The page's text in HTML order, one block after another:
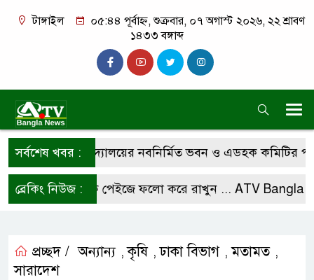
টাঙ্গাইল
০৫:৪৪ পূর্বাহ্ন, শুক্রবার, ০৭ অগাস্ট ২০২৬, ২২ শ্রাবণ
১৪৩৩ বঙ্গাব্দ
সর্বশেষ খবর :
চারান উচ্চ বিদ্যালয়ের নবনির্মিত ভবন ও এডহক কমিটির
ব্রেকিং নিউজ :ফেসবুক পেইজে ফলো করে রাখুন ...ATV Bangla
প্রচ্ছদ / অন্যান্য ,কৃষি ,ঢাকা বিভাগ ,মতামত ,
সারাদেশ